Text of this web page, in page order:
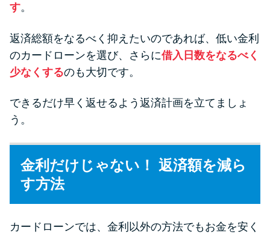
す。
返済総額をなるべく抑えたいのであれば、低い金利
のカードローンを選び、さらに借入日数をなるべく
少なくするのも大切です。
できるだけ早く返せるよう返済計画を立てましょ
う。
金利だけじゃない！ 返済額を減ら
す方法
カードローンでは、金利以外の方法でもお金を安く